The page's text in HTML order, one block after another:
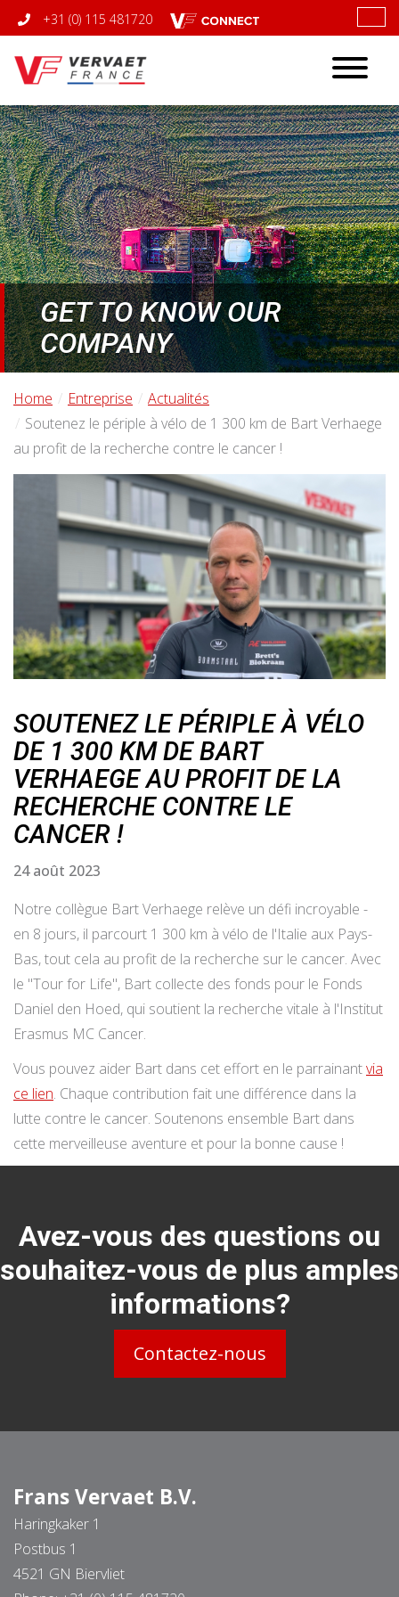
+31 (0) 115 481720
Toggle
GET TO KNOW OUR
COMPANY
Home Entreprise
Actualités
Soutenez le périple à vélo de 1 300 km de Bart Verhaege
au profit de la recherche contre le cancer !
SOUTENEZ LE PÉRIPLE À VÉLO
DE 1 300 KM DE BART
VERHAEGE AU PROFIT DE LA
RECHERCHE CONTRE LE
CANCER !
24 août 2023
Notre collègue Bart Verhaege relève un défi incroyable -
en 8 jours, il parcourt 1 300 km à vélo de l'Italie aux Pays-
Bas, tout cela au profit de la recherche sur le cancer. Avec
le "Tour for Life", Bart collecte des fonds pour le Fonds
Daniel den Hoed, qui soutient la recherche vitale à l'Institut
Erasmus MC Cancer.
Vous pouvez aider Bart dans cet effort en le parrainantvia
ce lien. Chaque contribution fait une différence dans la
lutte contre le cancer. Soutenons ensemble Bart dans
cette merveilleuse aventure et pour la bonne cause !
Avez-vous des questions ou
souhaitez-vous de plus amples
informations?
Contactez-nous
Frans Vervaet B.V.
Haringkaker 1
Postbus 1
4521 GN Biervliet